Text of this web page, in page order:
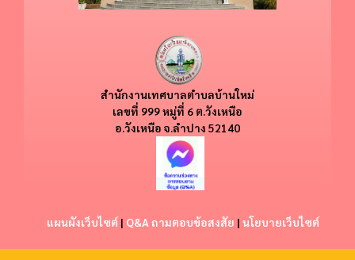
สำนักงานเทศบาลตำบลบ้านใหม่
​​เลขที่ 999 หมู่ที่ 6 ต.วังเหนือ
อ.วังเหนือ จ.ลำปาง 52140
แผนผังเว็บไซต์ | Q&A ถามตอบข้อสงสัย | นโยบายเว็บไซต์